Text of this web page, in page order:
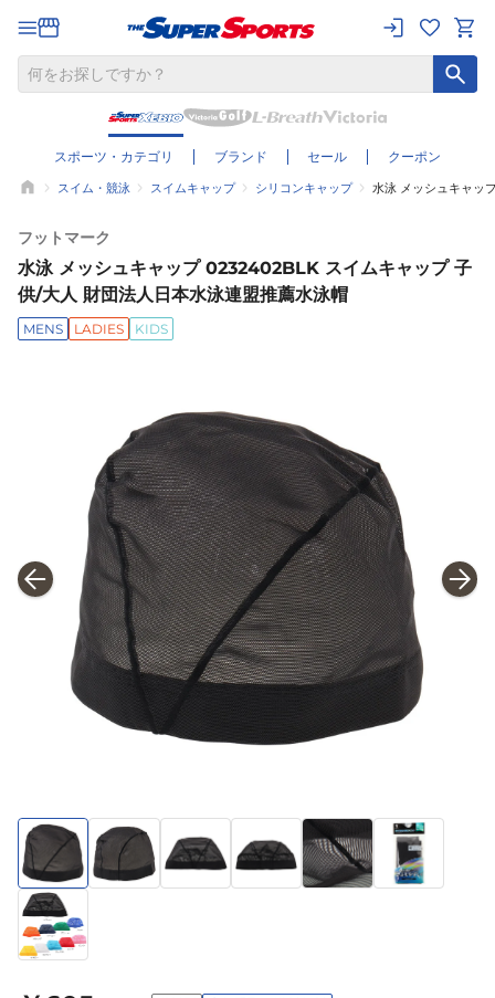
スポーツ・カテゴリ ブランド セール クーポン
スイム・競泳 スイムキャップ シリコンキャップ 水泳 メッシュキャッ
フットマーク
水泳 メッシュキャップ 0232402BLK スイムキャップ 子
供/大人 財団法人日本水泳連盟推薦水泳帽
MENS LADIES KIDS